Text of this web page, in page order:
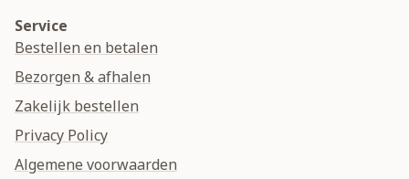
Service
Bestellen en betalen
Bezorgen & afhalen
Zakelijk bestellen
Privacy Policy
Algemene voorwaarden